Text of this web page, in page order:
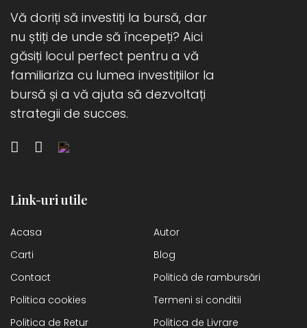
Vă doriți să investiți la bursă, dar
nu știți de unde să începeți? Aici
găsiți locul perfect pentru a vă
familiariza cu lumea investițiilor la
bursă și a vă ajuta să dezvoltați
strategii de succes.
Link-uri utile
Acasa
Autor
Carti
Blog
Contact
Politică de rambursări
Politica cookies
Termeni si conditii
Politica de Retur
Politica de Livrare